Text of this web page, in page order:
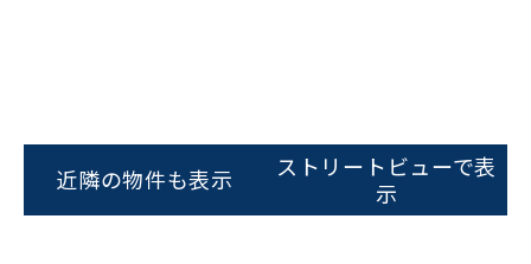
近隣の物件も表示
ストリートビューで表
示